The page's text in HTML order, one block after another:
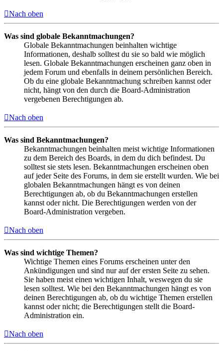
Nach oben
Was sind globale Bekanntmachungen?
Globale Bekanntmachungen beinhalten wichtige
Informationen, deshalb solltest du sie so bald wie möglich
lesen. Globale Bekanntmachungen erscheinen ganz oben in
jedem Forum und ebenfalls in deinem persönlichen Bereich.
Ob du eine globale Bekanntmachung schreiben kannst oder
nicht, hängt von den durch die Board-Administration
vergebenen Berechtigungen ab.
Nach oben
Was sind Bekanntmachungen?
Bekanntmachungen beinhalten meist wichtige Informationen
zu dem Bereich des Boards, in dem du dich befindest. Du
solltest sie stets lesen. Bekanntmachungen erscheinen oben
auf jeder Seite des Forums, in dem sie erstellt wurden. Wie bei
globalen Bekanntmachungen hängt es von deinen
Berechtigungen ab, ob du Bekanntmachungen erstellen
kannst oder nicht. Die Berechtigungen werden von der
Board-Administration vergeben.
Nach oben
Was sind wichtige Themen?
Wichtige Themen eines Forums erscheinen unter den
Ankündigungen und sind nur auf der ersten Seite zu sehen.
Sie haben meist einen wichtigen Inhalt, weswegen du sie
lesen solltest. Wie bei den Bekanntmachungen hängt es von
deinen Berechtigungen ab, ob du wichtige Themen erstellen
kannst oder nicht; die Berechtigungen stellt die Board-
Administration ein.
Nach oben